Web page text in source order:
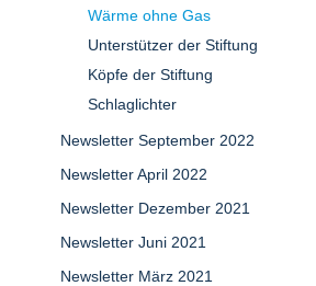
Wärme ohne Gas
Unterstützer der Stiftung
Köpfe der Stiftung
Schlaglichter
Newsletter September 2022
Newsletter April 2022
Newsletter Dezember 2021
Newsletter Juni 2021
Newsletter März 2021